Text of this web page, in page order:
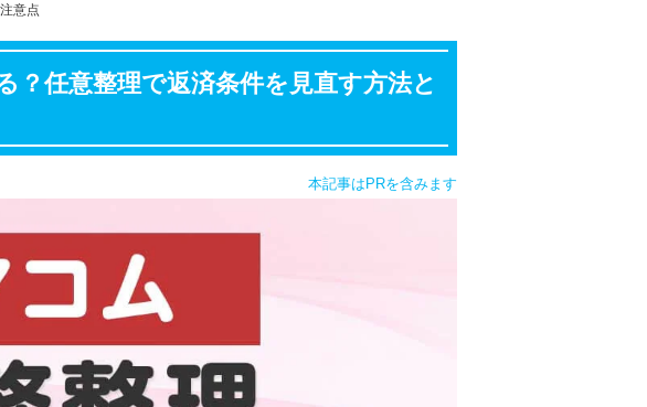
意点
？任意整理で返済条件を見直す方法と
本記事はPRを含みます